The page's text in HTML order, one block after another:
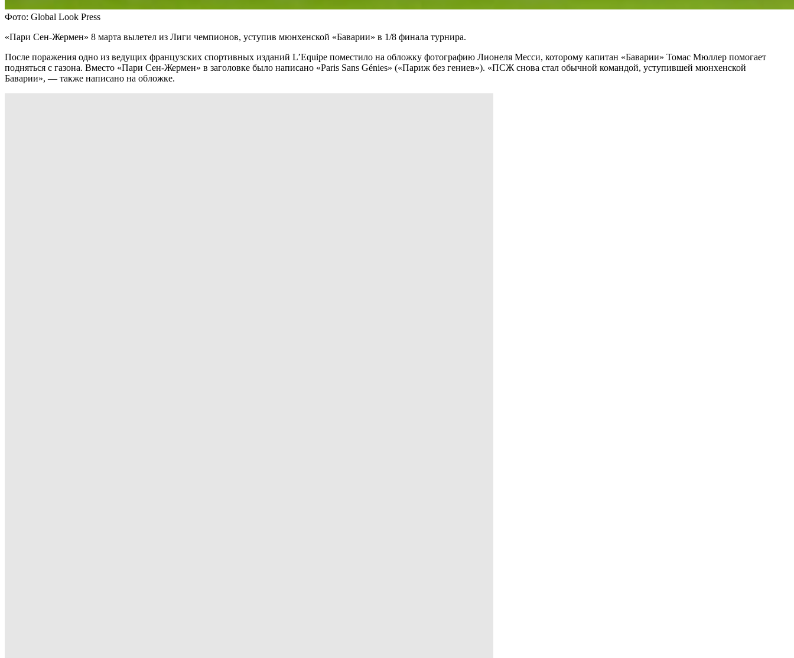
Фото: Global Look Press
«Пари Сен-Жермен» 8 марта вылетел из Лиги чемпионов, уступив мюнхенской «Баварии» в 1/8 финала турнира.
После поражения одно из ведущих французских спортивных изданий L’Equipe поместило на обложку фотографию Лионеля Месси, которому капитан «Баварии» Томас Мюллер помогает
подняться с газона. Вместо «Пари Сен-Жермен» в заголовке было написано «Paris Sans Génies» («Париж без гениев»). «ПСЖ снова стал обычной командой, уступившей мюнхенской
Баварии», — также написано на обложке.